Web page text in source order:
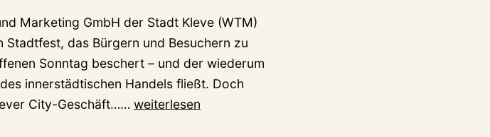
Marketing GmbH der Stadt Kleve (WTM)
Stadtfest, das Bürgern und Besuchern zu
Sonntag beschert – und der wiederum
innerstädtischen Handels fließt. Doch
City-Geschäft…… Schwantastischer
weiterlesen